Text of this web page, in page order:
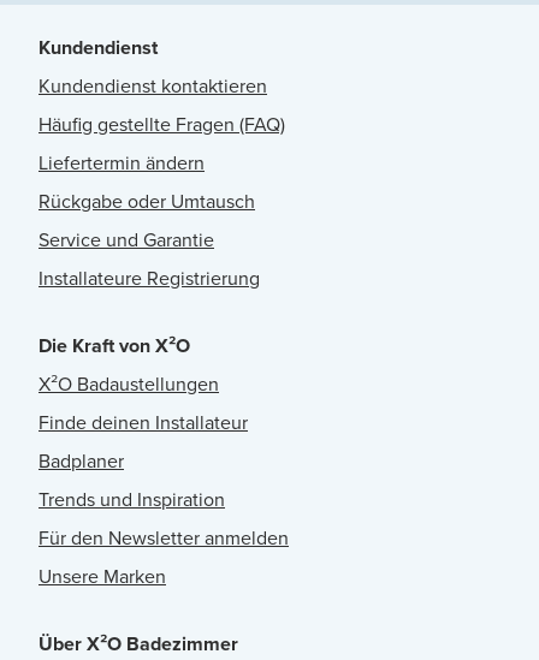
Kundendienst
Kundendienst kontaktieren
Häufig gestellte Fragen (FAQ)
Liefertermin ändern
Rückgabe oder Umtausch
Service und Garantie
Installateure Registrierung
Die Kraft von X²O
X²O Badaustellungen
Finde deinen Installateur
Badplaner
Trends und Inspiration
Für den Newsletter anmelden
Unsere Marken
Über X²O Badezimmer